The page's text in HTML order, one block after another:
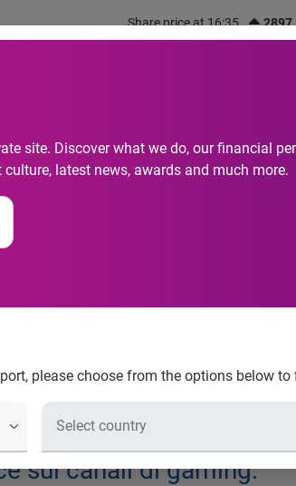
Share price at 16:35
site. Discover what we do, our financial
latest news, awards and much more.
please choose from the options below to
Internet:
se
della
delle cautele, anche se
sui canali di gaming.